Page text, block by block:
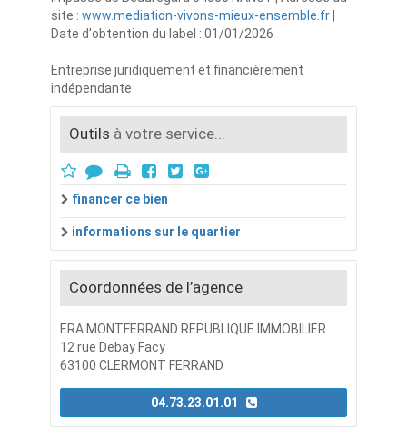
site : www.mediation-vivons-mieux-ensemble.fr
Date d'obtention du label : 01/01/2026
Entreprise juridiquement et financièrement
indépendante
Outils à votre service...
financer ce bien
informations sur le quartier
Coordonnées de l’agence
ERA MONTFERRAND REPUBLIQUE IMMOBILIER
12 rue Debay Facy
63100 CLERMONT FERRAND